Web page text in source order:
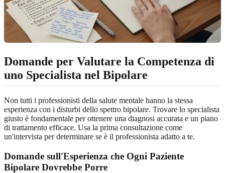
Domande per Valutare la Competenza di
uno Specialista nel Bipolare
Non tutti i professionisti della salute mentale hanno la stessa
esperienza con i disturbi dello spettro bipolare. Trovare lo specialista
giusto è fondamentale per ottenere una diagnosi accurata e un piano
di trattamento efficace. Usa la prima consultazione come
un'intervista per determinare se è il professionista adatto a te.
Domande sull'Esperienza che Ogni Paziente
Bipolare Dovrebbe Porre